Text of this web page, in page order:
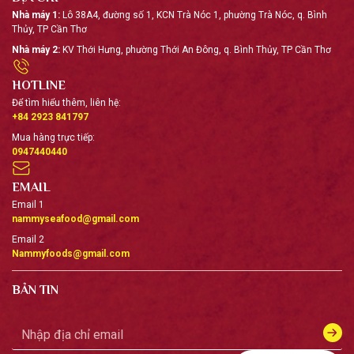
NĂM 2016
Ra mắt nhà máy sản
NĂM 2012
Xây dựng và đưa vào
hoạt động Nhà máy sản
xuất chả cá surimi, bột
cá và mỡ cá. Áp dụng
công nghệ tối tân nhất
diện tích 4.155 m2, công
Nhà máy 1: Lô 38A4, đường số 1, KCN Trà Nóc 1, phường Trà Nóc, q. Bình
Thủy, TP Cần Thơ
Nhà máy 2: KV Thới Hưng, phường Thới An Đông, q. Bình Thủy, TP Cần Thơ
HOTLINE
Để tìm hiểu thêm, liên hệ:
+84 2923 841797
Mua hàng trực tiếp:
0947440440
EMAIL
Email 1
nammyseafood@gmail.com
Email 2
Nammyfoods@gmail.com
BẢN TIN